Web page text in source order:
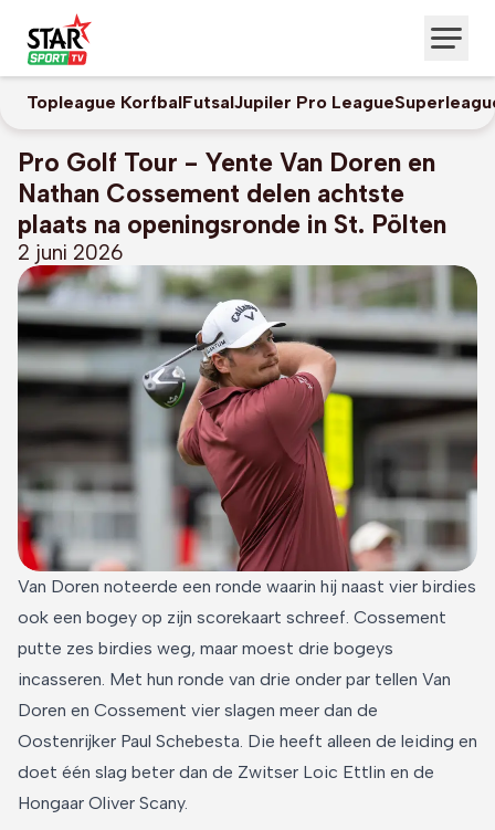
Topleague KorfbalFutsalJupiler Pro League
Pro Golf Tour - Yente Van Doren en
Nathan Cossement delen achtste
plaats na openingsronde in St. Pölten
2 juni 2026
Van Doren noteerde een ronde waarin hij naast vier birdies
ook een bogey op zijn scorekaart schreef. Cossement
putte zes birdies weg, maar moest drie bogeys
incasseren. Met hun ronde van drie onder par tellen Van
Doren en Cossement vier slagen meer dan de
Oostenrijker Paul Schebesta. Die heeft alleen de leiding en
doet één slag beter dan de Zwitser Loic Ettlin en de
Hongaar Oliver Scany.